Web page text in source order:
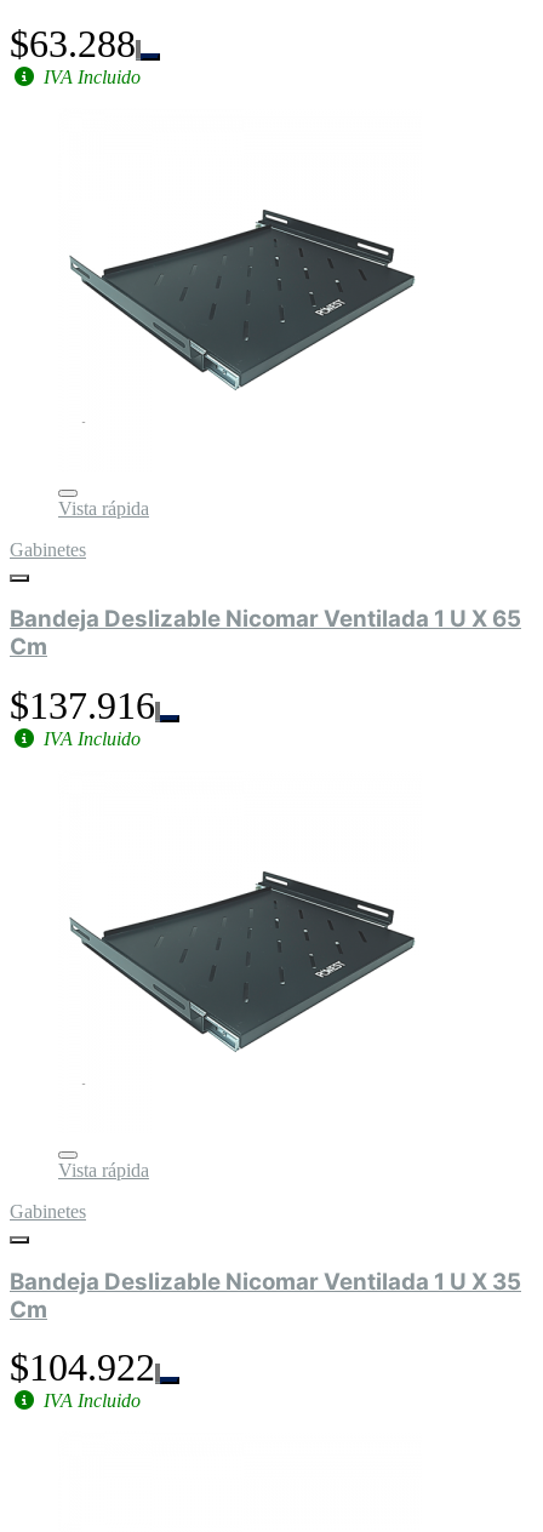
$63.288
IVA Incluido
Vista rápida
Gabinetes
Bandeja Deslizable Nicomar Ventilada 1 U X 65
Cm
$137.916
IVA Incluido
Vista rápida
Gabinetes
Bandeja Deslizable Nicomar Ventilada 1 U X 35
Cm
$104.922
IVA Incluido